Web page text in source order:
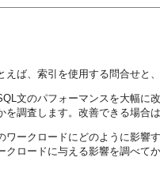
ば、索引を使用する問合せと
文のパフォーマンスを大幅
調査します。改善できる場合
ークロードにどのように影
ロードに与える影響を調べて